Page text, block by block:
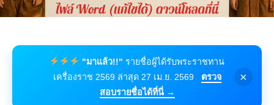
"มาแล้ว!!" รายชื่อผู้ได้รับพระราชทาน
เครื่องราช 2569 ล่าสุด 27 เม.ย. 2569
ตรวจ
สอบรายชื่อได้ที่นี่ →
×